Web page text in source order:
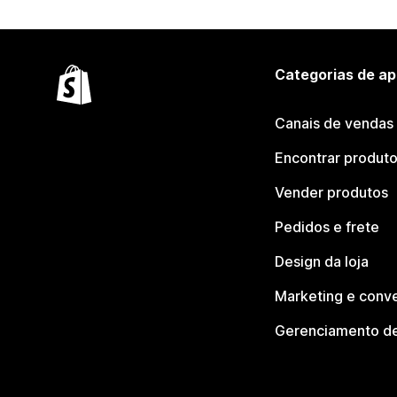
Categorias de
Canais de vendas
Encontrar
Vender produtos
Pedidos e frete
Design da loja
Marketing e
Gerenciamento